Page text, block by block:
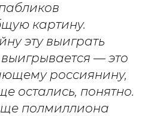
картину.
эту выиграть
— это
россиянину,
остались, понятно.
полмиллиона